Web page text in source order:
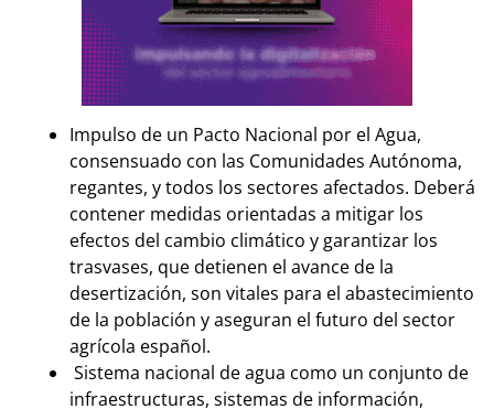
Impulso de un Pacto Nacional por el Agua,
consensuado con las Comunidades Autónoma,
regantes, y todos los sectores afectados. Deberá
contener medidas orientadas a mitigar los
efectos del cambio climático y garantizar los
trasvases, que detienen el avance de la
desertización, son vitales para el abastecimiento
de la población y aseguran el futuro del sector
agrícola español.
Sistema nacional de agua como un conjunto de
infraestructuras, sistemas de información,